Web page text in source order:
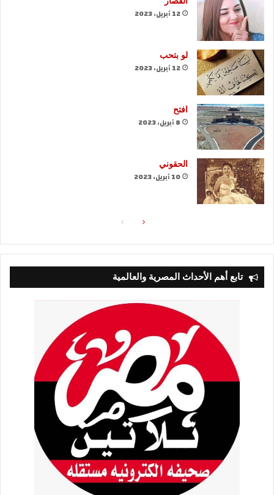
12 أبريل، 2023
لو بتحب
12 أبريل، 2023
افتح
8 أبريل، 2023
الحقوني
10 أبريل، 2023
الصفحةالصفحة
تابع أهم الأحداث المصرية والعالمية